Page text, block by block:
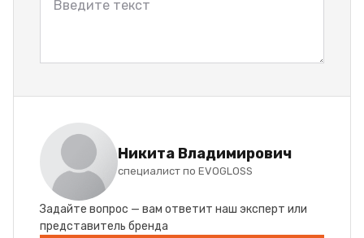
Никита Владимирович
специалист по EVOGLOSS
Задайте вопрос — вам ответит наш эксперт или
представитель бренда